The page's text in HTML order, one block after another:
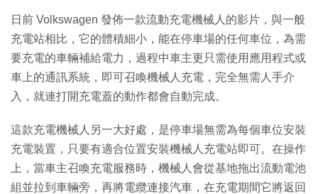
日前 Volkswagen 發佈一款流動充電機械人的影片，與一般
充電站相比，它的體積細小，能在停車場的任何車位，為需
要充電的車輛補給電力，過程中車主更只需使用應用程式或
車上的通訊系統，即可召喚機械人充電，完全無需人手介
入，就連打開充電蓋的動作都會自動完成。
這款充電機械人另一大好處，是停車場無需為每個車位安裝
充電裝置，只要有適合位置安裝機械人充電站即可。在操作
上，當車主召喚充電服務時，機械人會從基地拖出流動電池
組並拉到車輛旁，再將電纜連接汽車，在充電期間它將返回